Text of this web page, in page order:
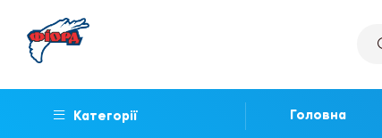
Категорії Головна